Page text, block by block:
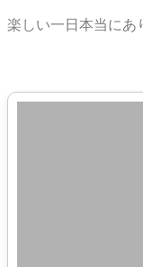
楽しい一日本当にあ